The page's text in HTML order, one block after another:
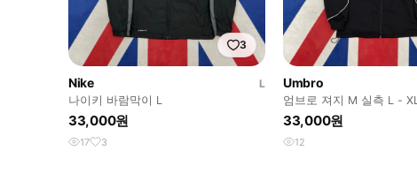
3
Nike
L
나이키 바람막이 L
33,000원
17 3
Umbro
엄브로 져지 M 실측 L - XL
33,000원
12